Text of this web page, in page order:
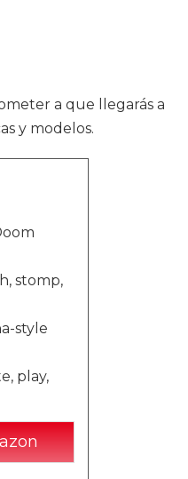
a que llegarás a
y modelos.
stomp,
style
play,